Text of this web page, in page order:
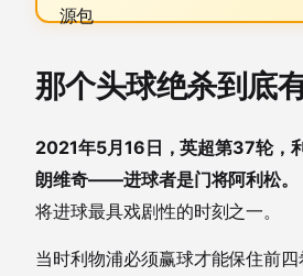
那个头球绝杀到底
2021年5月16日，英超第37轮，
朗维奇——进球者是门将阿利松。
将进球最具戏剧性的时刻之一。
当时利物浦必须赢球才能保住前四